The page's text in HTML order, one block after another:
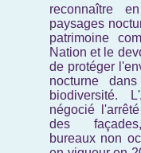
reconnaître
paysages
patrimoine
Nation et le
de protéger
nocturne
biodiversité.
négocié
des
bureaux non